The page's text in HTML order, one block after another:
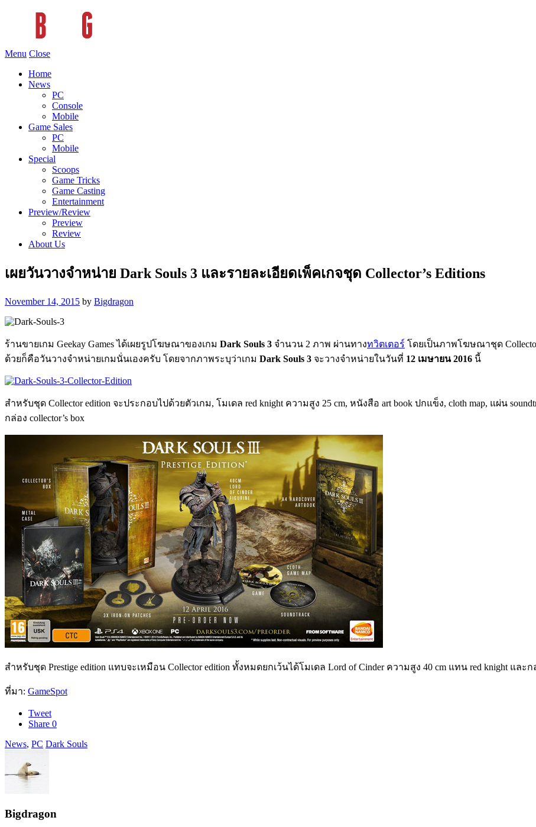
Menu Close
Home
News
PC
Console
Mobile
Game Sales
PC
Mobile
Special
Scoops
Game Tricks
Game Casting
Entertainment
Preview/Review
Preview
Review
About Us
เผยวันวางจำหน่าย Dark Souls 3 และรายละเอียดเพ็คเกจชุด Collector’s Editions
November 14, 2015 by Bigdragon
ร้านขายเกม Geekay Games ได้เผยรูปโฆษณาของเกม Dark Souls 3 จำนวน 2 ภาพ ผ่านทางทวิตเตอร์ โดยเป็นภาพโฆษณาชุด
ด้วยก็คือวันวางจำหน่ายเกมนั่นเองครับ โดยจากภาพระบุว่าเกม Dark Souls 3 จะวางจำหน่ายในวันที่ 12 เมษายน 2016 นี้
สำหรับชุด Collector edition จะประกอบไปด้วยตัวเกม, โมเดล red knight ความสูง 25 cm, หนังสือ art book ปกแข็ง, cloth map, แผ่น
กล่อง collector’s box
สำหรับชุด Prestige edition แทบจะเหมือน Collector edition ทั้งหมดยกเว้นได้โมเดล Lord of Cinder ความสูง 40 cm แทน red knight และ
ที่มา: GameSpot
Tweet
Share 0
News, PC Dark Souls
Bigdragon